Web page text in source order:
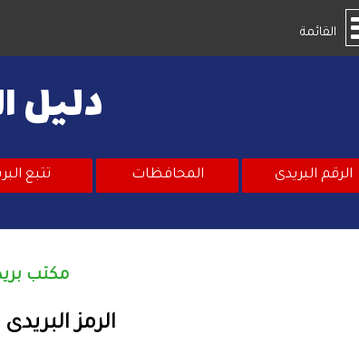
القائمة
دليل
الرقم البريدى المحافظات تتبع
مكتب
الرمز